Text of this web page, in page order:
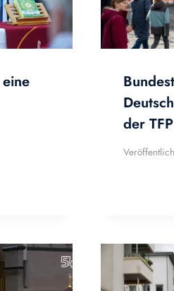
der